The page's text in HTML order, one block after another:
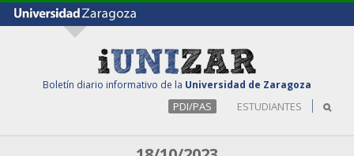
Boletín diario informativo de la Universidad de Zaragoza
PDI/PAS ESTUDIANTES